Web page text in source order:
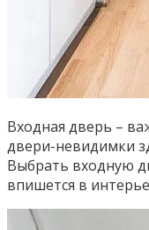
Входная дверь –
двери-невидимки
Выбрать входную
впишется в